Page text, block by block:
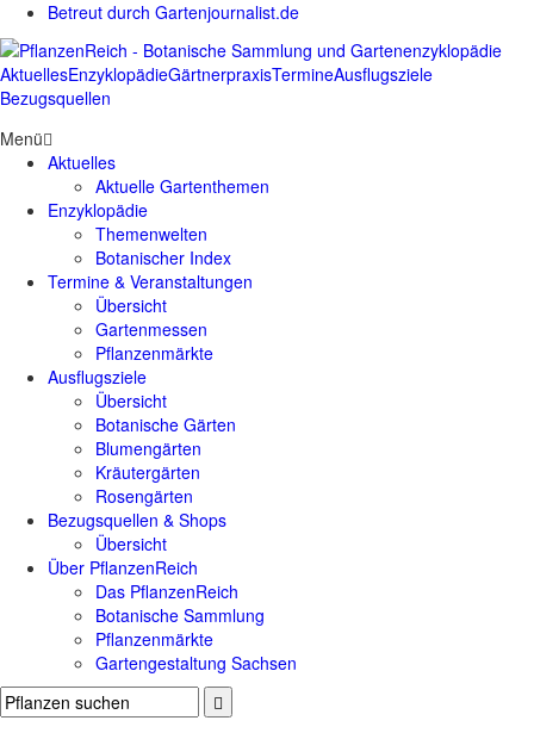
Betreut durch Gartenjournalist.de
AktuellesEnzyklopädieGärtnerpraxisTermineAusflugsziele
Bezugsquellen
Menü
Aktuelles
Aktuelle Gartenthemen
Enzyklopädie
Themenwelten
Botanischer Index
Termine & Veranstaltungen
Übersicht
Gartenmessen
Pflanzenmärkte
Ausflugsziele
Übersicht
Botanische Gärten
Blumengärten
Kräutergärten
Rosengärten
Bezugsquellen & Shops
Übersicht
Über PflanzenReich
Das PflanzenReich
Botanische Sammlung
Pflanzenmärkte
Gartengestaltung Sachsen